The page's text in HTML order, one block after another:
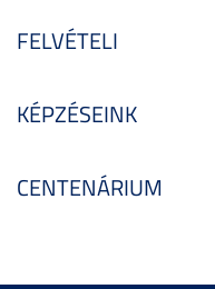
FELVÉTELI
KÉPZÉSEINK
CENTENÁRIUM